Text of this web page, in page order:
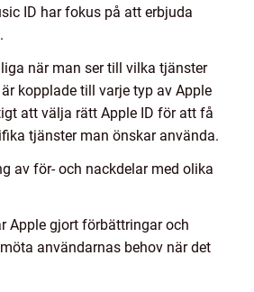
ID har fokus på att erbjuda
när man ser till vilka tjänster
kopplade till varje typ av Apple
att välja rätt Apple ID för att få
tjänster man önskar använda.
av för- och nackdelar med olika
Apple gjort förbättringar och
användarnas behov när det